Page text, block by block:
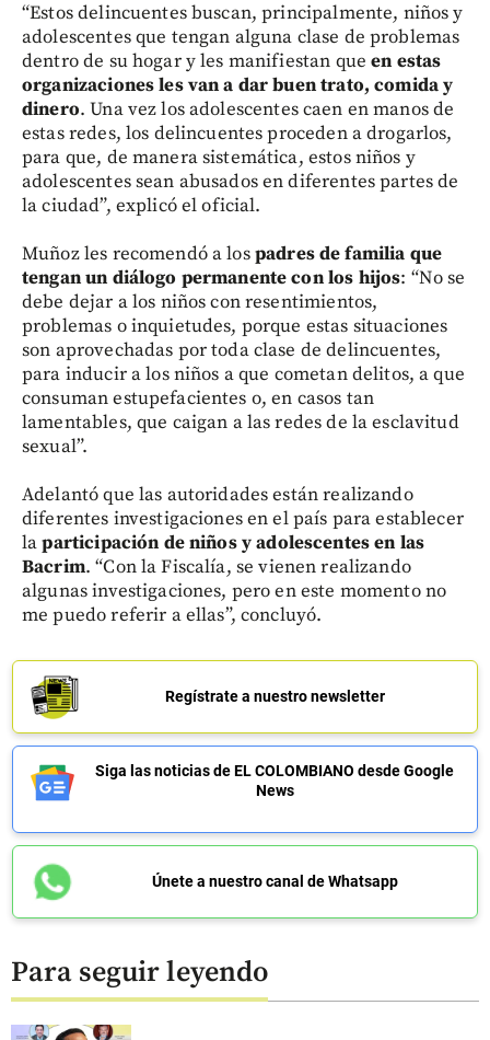
“Estos delincuentes buscan, principalmente, niños y
adolescentes que tengan alguna clase de problemas
dentro de su hogar y les manifiestan queen estas
organizaciones les van a dar buen trato, comida y
dinero. Una vez los adolescentes caen en manos de
estas redes, los delincuentes proceden a drogarlos,
para que, de manera sistemática, estos niños y
adolescentes sean abusados en diferentes partes de
la ciudad”, explicó el oficial.
Muñoz les recomendó a lospadres de familia que
tengan un diálogo permanente con los hijos: “No se
debe dejar a los niños con resentimientos,
problemas o inquietudes, porque estas situaciones
son aprovechadas por toda clase de delincuentes,
para inducir a los niños a que cometan delitos, a que
consuman estupefacientes o, en casos tan
lamentables, que caigan a las redes de la esclavitud
sexual”.
Adelantó que las autoridades están realizando
diferentes investigaciones en el país para establecer
laparticipación de niños y adolescentes en las
Bacrim. “Con la Fiscalía, se vienen realizando
algunas investigaciones, pero en este momento no
me puedo referir a ellas”, concluyó.
Regístrate a nuestro newsletter
Siga las noticias de EL COLOMBIANO desde Google
News
Únete a nuestro canal de Whatsapp
Para seguir leyendo